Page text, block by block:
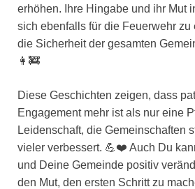
erhöhen. Ihre Hingabe und ihr Mut
sich ebenfalls für die Feuerwehr zu
die Sicherheit der gesamten
👩‍🚒
Diese Geschichten zeigen, dass
Engagement mehr ist als nur eine
Leidenschaft, die Gemeinschaften
vieler verbessert. 💪❤️ Auch Du
und Deine Gemeinde positiv
den Mut, den ersten Schritt zu